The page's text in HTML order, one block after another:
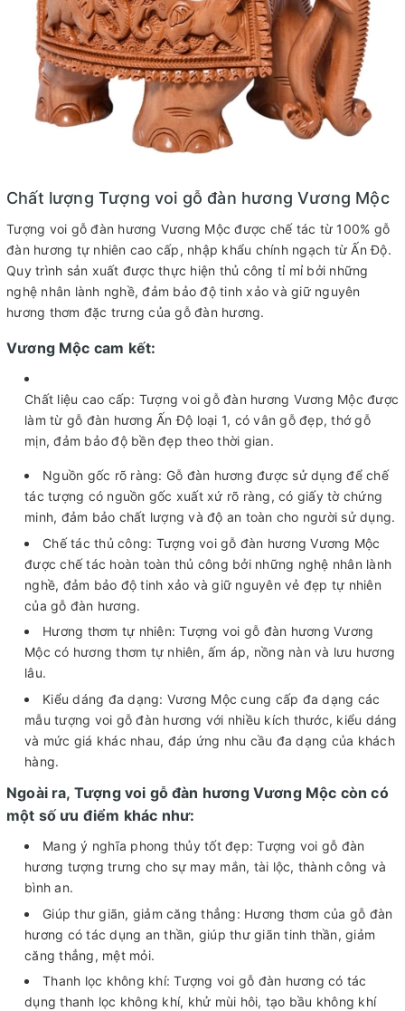
Chất lượng Tượng voi gỗ đàn hương Vương Mộc
Tượng voi gỗ đàn hương Vương Mộc được chế tác từ 100% gỗ
đàn hương tự nhiên cao cấp, nhập khẩu chính ngạch từ Ấn Độ.
Quy trình sản xuất được thực hiện thủ công tỉ mỉ bởi những
nghệ nhân lành nghề, đảm bảo độ tinh xảo và giữ nguyên
hương thơm đặc trưng của gỗ đàn hương.
Vương Mộc cam kết:
Chất liệu cao cấp: Tượng voi gỗ đàn hương Vương Mộc được
làm từ gỗ đàn hương Ấn Độ loại 1, có vân gỗ đẹp, thớ gỗ
mịn, đảm bảo độ bền đẹp theo thời gian.
Nguồn gốc rõ ràng: Gỗ đàn hương được sử dụng để chế
tác tượng có nguồn gốc xuất xứ rõ ràng, có giấy tờ chứng
minh, đảm bảo chất lượng và độ an toàn cho người sử dụng.
Chế tác thủ công: Tượng voi gỗ đàn hương Vương Mộc
được chế tác hoàn toàn thủ công bởi những nghệ nhân lành
nghề, đảm bảo độ tinh xảo và giữ nguyên vẻ đẹp tự nhiên
của gỗ đàn hương.
Hương thơm tự nhiên: Tượng voi gỗ đàn hương Vương
Mộc có hương thơm tự nhiên, ấm áp, nồng nàn và lưu hương
lâu.
Kiểu dáng đa dạng: Vương Mộc cung cấp đa dạng các
mẫu tượng voi gỗ đàn hương với nhiều kích thước, kiểu dáng
và mức giá khác nhau, đáp ứng nhu cầu đa dạng của khách
hàng.
Ngoài ra, Tượng voi gỗ đàn hương Vương Mộc còn có
một số ưu điểm khác như:
Mang ý nghĩa phong thủy tốt đẹp: Tượng voi gỗ đàn
hương tượng trưng cho sự may mắn, tài lộc, thành công và
bình an.
Giúp thư giãn, giảm căng thẳng: Hương thơm của gỗ đàn
hương có tác dụng an thần, giúp thư giãn tinh thần, giảm
căng thẳng, mệt mỏi.
Thanh lọc không khí: Tượng voi gỗ đàn hương có tác
dụng thanh lọc không khí, khử mùi hôi, tạo bầu không khí